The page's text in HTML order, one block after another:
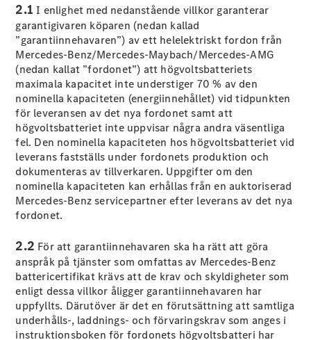
Alla modeller
Nya modeller
Elektriska modeller
Laddhybrid modeller
CLA
Elektrisk
C-Klass
Sedan
C-
Klass
Sedan
Elektrisk
2.1 I enlighet med nedanstående villkor garanterar
garantigivaren köparen (nedan kallad
”garantiinnehavaren”) av ett helelektriskt fordon från
Mercedes-Benz/Mercedes-Maybach/Mercedes-AMG
(nedan kallat ”fordonet”) att högvoltsbatteriets
maximala kapacitet inte understiger 70 % av den
nominella kapaciteten (energiinnehållet) vid tidpunkten
för leveransen av det nya fordonet samt att
högvoltsbatteriet inte uppvisar några andra väsentliga
fel. Den nominella kapaciteten hos högvoltsbatteriet vid
leverans fastställs under fordonets produktion och
dokumenteras av tillverkaren. Uppgifter om den
nominella kapaciteten kan erhållas från en auktoriserad
Mercedes-Benz servicepartner efter leverans av det nya
fordonet.
2.2 För att garantiinnehavaren ska ha rätt att göra
anspråk på tjänster som omfattas av Mercedes-Benz
battericertifikat krävs att de krav och skyldigheter som
enligt dessa villkor åligger garantiinnehavaren har
uppfyllts. Därutöver är det en förutsättning att samtliga
underhålls-, laddnings- och förvaringskrav som anges i
instruktionsboken för fordonets högvoltsbatteri har